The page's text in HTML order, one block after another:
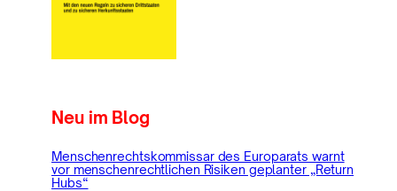
Neu im Blog
Menschenrechtskommissar des Europarats warnt
vor menschenrechtlichen Risiken geplanter „Return
Hubs“